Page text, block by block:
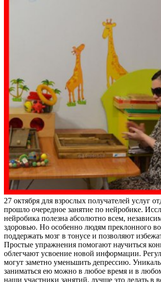
27 октября для взрослых получателей услуг
прошло очередное занятие по нейробике.
нейробика полезна абсолютно всем,
здоровью. Но особенно людям преклонного
поддержать мозг в тонусе и позволяют
Простые упражнения помогают научиться
облегчают усвоение новой информации.
могут заметно уменьшить депрессию.
заниматься ею можно в любое время и в
наши участники занятий, лучше это делать в